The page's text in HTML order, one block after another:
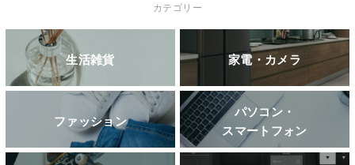
カテゴリー
生活雑貨 家電・カメラ
ファッション
パソコン・
スマートフォン